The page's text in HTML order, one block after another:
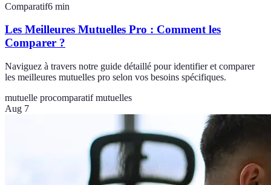
Comparatif6 min
Les Meilleures Mutuelles Pro : Comment les
Comparer ?
Naviguez à travers notre guide détaillé pour identifier et comparer
les meilleures mutuelles pro selon vos besoins spécifiques.
mutuelle procomparatif mutuelles
Aug 7